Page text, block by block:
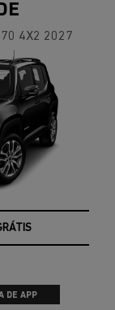
4X2 2027
DE APP